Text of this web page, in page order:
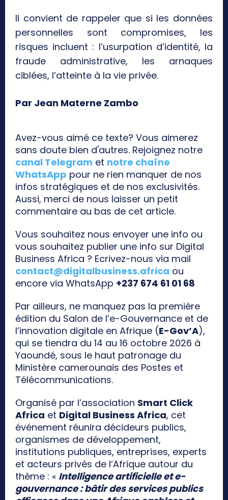
Il convient de rappeler que si les données
personnelles sont compromises, les
risques incluent : l’usurpation d’identité, la
fraude administrative, les arnaques
ciblées, l’atteinte à la vie privée.
Par Jean Materne Zambo
Avez-vous aimé ce texte? Vous aimerez
sans doute bien d'autres. Rejoignez notre
canal Telegram et notre chaîne
WhatsApp pour ne rien manquer de nos
infos stratégiques et de nos exclusivités.
Aussi, merci de nous laisser un petit
commentaire au bas de cet article.
Vous souhaitez nous envoyer une info ou
vous souhaitez publier une info sur Digital
Business Africa ? Ecrivez-nous via mail
contact@digitalbusiness.africa ou
encore via WhatsApp +237 674 61 01 68
Par ailleurs, ne manquez pas la première
édition du Salon de l’e-Gouvernance et de
l’innovation digitale en Afrique (E-Gov’A),
qui se tiendra du 14 au 16 octobre 2026 à
Yaoundé, sous le haut patronage du
Ministère camerounais des Postes et
Télécommunications.
Organisé par l’association Smart Click
Africa et Digital Business Africa, cet
événement réunira décideurs publics,
organismes de développement,
institutions publiques, entreprises, experts
et acteurs privés de l’Afrique autour du
thème : « Intelligence artificielle et e-
gouvernance : bâtir des services publics